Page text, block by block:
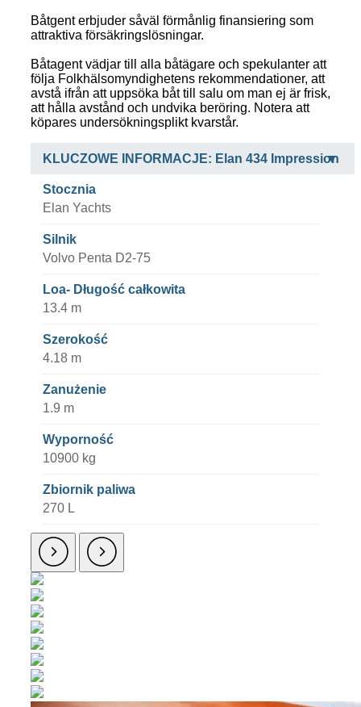
Båtgent erbjuder såväl förmånlig finansiering som
attraktiva försäkringslösningar.
Båtagent vädjar till alla båtägare och spekulanter att
följa Folkhälsomyndighetens rekommendationer, att
avstå ifrån att uppsöka båt till salu om man ej är frisk,
att hålla avstånd och undvika beröring. Notera att
köpares undersökningsplikt kvarstår.
KLUCZOWE INFORMACJE: Elan 434 Impression
Stocznia
Elan Yachts
Silnik
Volvo Penta D2-75
Loa- Długość całkowita
13.4 m
Szerokość
4.18 m
Zanużenie
1.9 m
Wyporność
10900 kg
Zbiornik paliwa
270 L